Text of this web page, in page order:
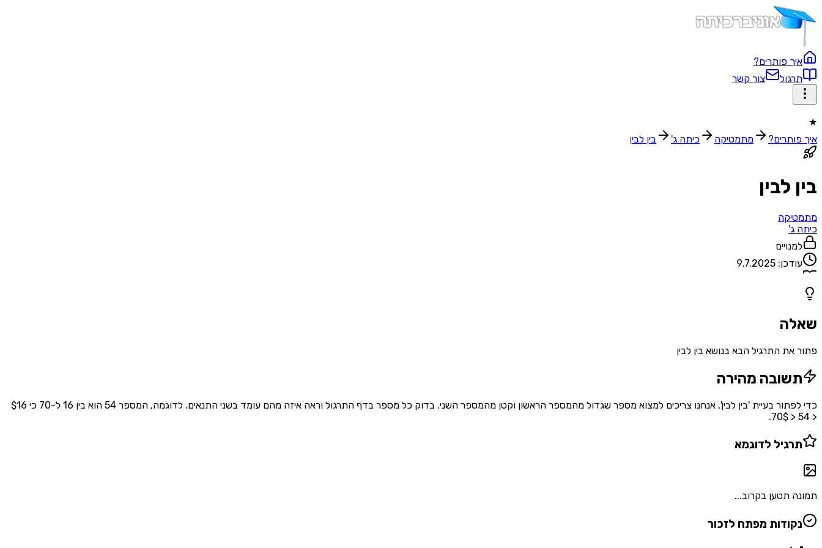
איך פותרים?
תרגול
צור קשר
★
איך פותרים?
מתמטיקה כיתה ג' בין לבין
בין לבין
מתמטיקה
כיתה ג'
למנויים
עודכן: 9.7.2025
שאלה
פתור את התרגיל הבא בנושא בין לבין
תשובה מהירה
כדי לפתור בעיית 'בין לבין', אנחנו צריכים למצוא מספר שגדול מהמספר הראשון וקטן מהמספר השני. בדוק כל מספר בדף התרגול וראה איזה מהם עומד בשני התנאים. לדוגמה, המספר 54 הוא בין 16 ל-70 כי $16
< 54 < 70$.
תרגיל לדוגמא
תמונה תטען בקרוב...
נקודות מפתח לזכור